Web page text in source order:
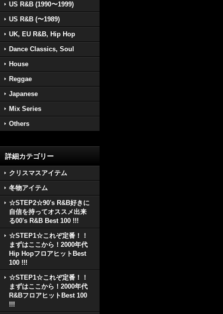
US R&B (1990〜1999)
US R&B (〜1989)
UK, EU R&B, Hip Hop
Dance Classics, Soul
House
Reggae
Japanese
Mix Series
Others
詳細カテゴリー
クリスマスアイテム
冬物アイテム
☆STEP2☆90's R&B好きに
自信を持ってオススメ出来
る00's R&B Best 100 !!!
☆STEP1☆これぞ定番！！
まずはここから！2000年代
Hip HopフロアヒットBest
100 !!!
☆STEP1☆これぞ定番！！
まずはここから！2000年代
R&BフロアヒットBest 100
!!!